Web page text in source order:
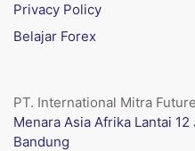
Privacy Policy
Belajar Forex
PT. International Mitra
Menara Asia Afrika Lantai
Bandung